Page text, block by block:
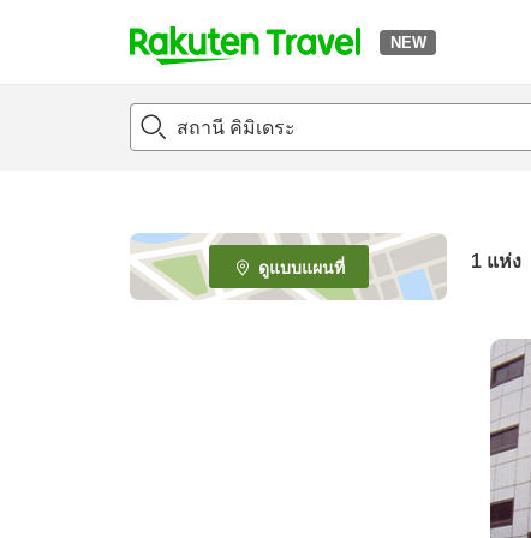
NEW
t
p
e
_
s
ดูแบบแผนที่ 1 แห่ง